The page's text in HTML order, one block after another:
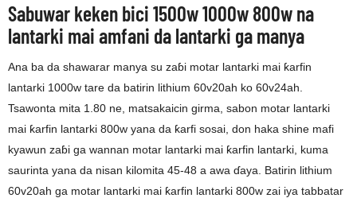
Sabuwar keken bici 1500w 1000w 800w na
lantarki mai amfani da lantarki ga manya
Ana ba da shawarar manya su zaɓi motar lantarki mai ƙarfin
lantarki 1000w tare da batirin lithium 60v20ah ko 60v24ah.
Tsawonta mita 1.80 ne, matsakaicin girma, sabon motar lantarki
mai ƙarfin lantarki 800w yana da ƙarfi sosai, don haka shine mafi
kyawun zaɓi ga wannan motar lantarki mai ƙarfin lantarki, kuma
saurinta yana da nisan kilomita 45-48 a awa ɗaya. Batirin lithium
60v20ah ga motar lantarki mai ƙarfin lantarki 800w zai iya tabbatar